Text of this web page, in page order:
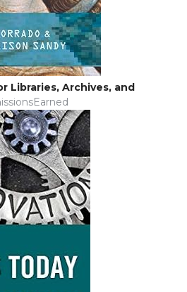
Libraries, Archives, and